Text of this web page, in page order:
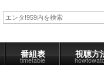
番組表
timetable
視聴方